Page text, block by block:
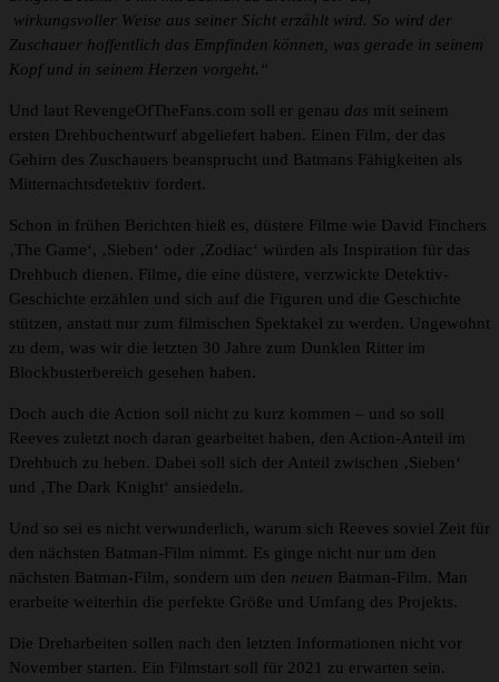
wirkungsvoller Weise aus seiner Sicht erzählt wird. So wird der
Zuschauer hoffentlich das Empfinden können, was gerade in seinem
Kopf und in seinem Herzen vorgeht.“
Und laut RevengeOfTheFans.com soll er genau das mit seinem
ersten Drehbuchentwurf abgeliefert haben. Einen Film, der das
Gehirn des Zuschauers beansprucht und Batmans Fähigkeiten als
Mitternachtsdetektiv fordert.
Schon in frühen Berichten hieß es, düstere Filme wie David Finchers
‚The Game‘, ‚Sieben‘ oder ‚Zodiac‘ würden als Inspiration für das
Drehbuch dienen. Filme, die eine düstere, verzwickte Detektiv-
Geschichte erzählen und sich auf die Figuren und die Geschichte
stützen, anstatt nur zum filmischen Spektakel zu werden. Ungewohnt
zu dem, was wir die letzten 30 Jahre zum Dunklen Ritter im
Blockbusterbereich gesehen haben.
Doch auch die Action soll nicht zu kurz kommen – und so soll
Reeves zuletzt noch daran gearbeitet haben, den Action-Anteil im
Drehbuch zu heben. Dabei soll sich der Anteil zwischen ‚Sieben‘
und ‚The Dark Knight‘ ansiedeln.
Und so sei es nicht verwunderlich, warum sich Reeves soviel Zeit für
den nächsten Batman-Film nimmt. Es ginge nicht nur um den
nächsten Batman-Film, sondern um den neuen Batman-Film. Man
erarbeite weiterhin die perfekte Größe und Umfang des Projekts.
Die Dreharbeiten sollen nach den letzten Informationen nicht vor
November starten. Ein Filmstart soll für 2021 zu erwarten sein.